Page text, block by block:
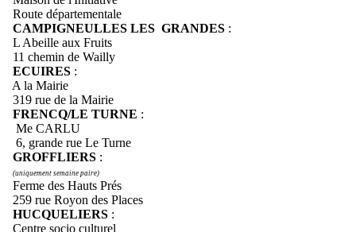
Route départementale
CAMPIGNEULLES LES GRANDES :
L Abeille aux Fruits
11 chemin de Wailly
ECUIRES :
A la Mairie
319 rue de la Mairie
FRENCQ/LE TURNE :
Me CARLU
6, grande rue Le Turne
GROFFLIERS :
(uniquement semaine paire)
Ferme des Hauts Prés
259 rue Royon des Places
HUCQUELIERS :
Centre socio culturel